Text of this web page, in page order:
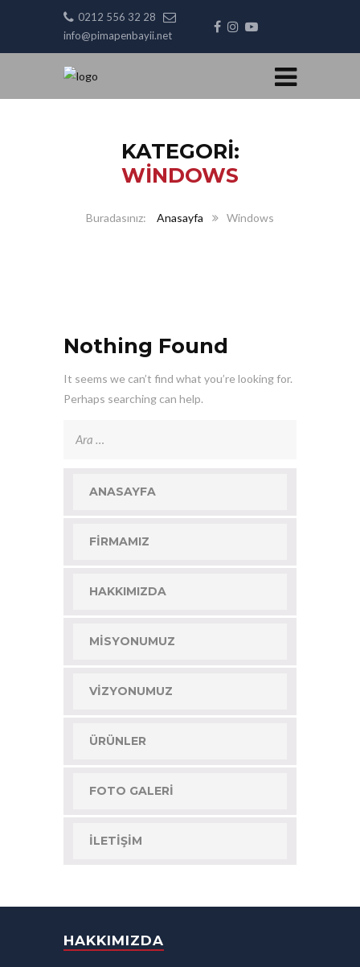
0212 556 32 28
info@pimapenbayii.net
KATEGORI:
WINDOWS
Anasayfa Windows
Nothing Found
It seems we can’t find what you’re looking for.
Perhaps searching can help.
ANASAYFA
FIRMAMIZ
HAKKIMIZDA
MISYONUMUZ
VIZYONUMUZ
ÜRÜNLER
FOTO GALERI
İLETIŞIM
HAKKIMIZDA